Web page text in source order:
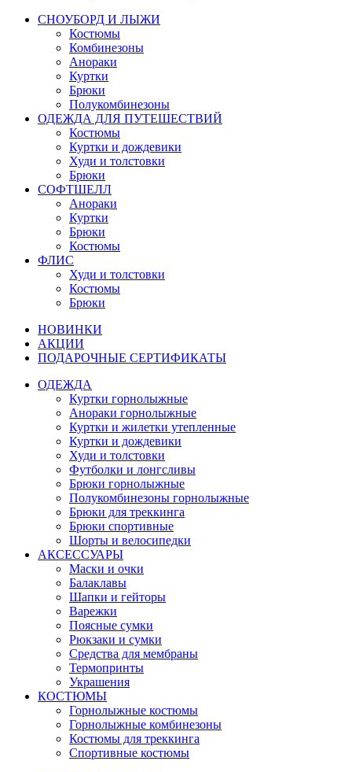
СНОУБОРД И ЛЫЖИ
Костюмы
Комбинезоны
Анораки
Куртки
Брюки
Полукомбинезоны
ОДЕЖДА ДЛЯ ПУТЕШЕСТВИЙ
Костюмы
Куртки и дождевики
Худи и толстовки
Брюки
СОФТШЕЛЛ
Анораки
Куртки
Брюки
Костюмы
ФЛИС
Худи и толстовки
Костюмы
Брюки
НОВИНКИ
АКЦИИ
ПОДАРОЧНЫЕ СЕРТИФИКАТЫ
ОДЕЖДА
Куртки горнолыжные
Анораки горнолыжные
Куртки и жилетки утепленные
Куртки и дождевики
Худи и толстовки
Футболки и лонгсливы
Брюки горнолыжные
Полукомбинезоны горнолыжные
Брюки для треккинга
Брюки спортивные
Шорты и велосипедки
АКСЕССУАРЫ
Маски и очки
Балаклавы
Шапки и гейторы
Варежки
Поясные сумки
Рюкзаки и сумки
Средства для мембраны
Термопринты
Украшения
КОСТЮМЫ
Горнолыжные костюмы
Горнолыжные комбинезоны
Костюмы для треккинга
Спортивные костюмы